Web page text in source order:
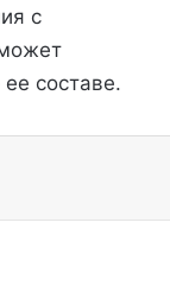
с
составе.